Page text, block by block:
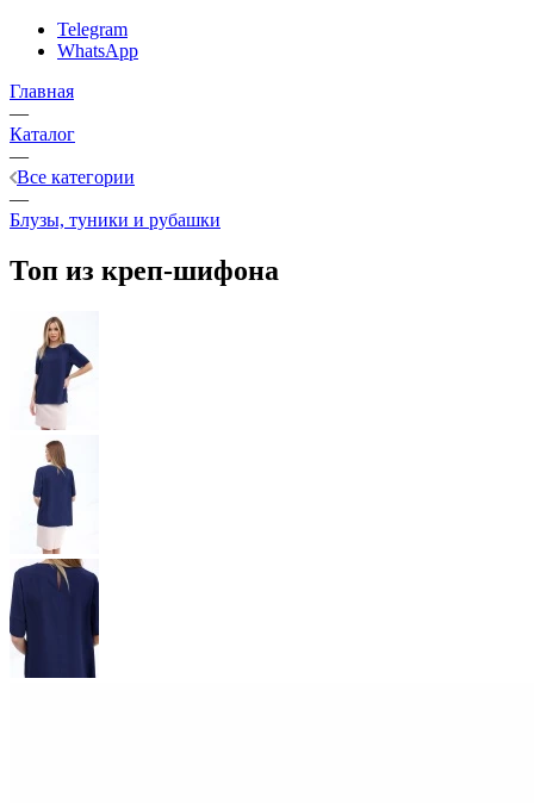
Telegram
WhatsApp
Главная
—
Каталог
—
Все категории
—
Блузы, туники и рубашки
Топ из креп-шифона